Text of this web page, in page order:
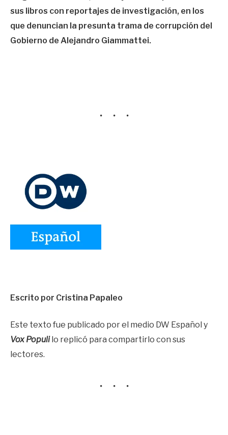
sus libros con reportajes de investigación, en los
que denuncian la presunta trama de corrupción del
Gobierno de Alejandro Giammattei.
Escrito por Cristina Papaleo
Este texto fue publicado por el medio DW Español y
Vox Populilo replicó para compartirlo con sus
lectores.